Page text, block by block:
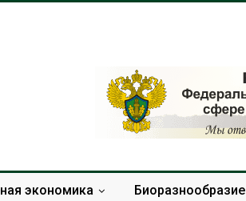
экономика Биоразнообразие